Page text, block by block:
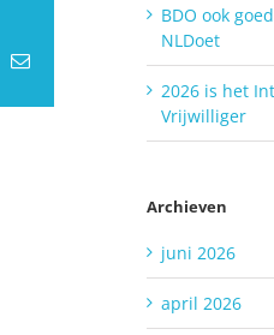
E-
BDO ook
NLDoet
2026 is het
Vrijwilliger
Archieven
juni 2026
april 2026